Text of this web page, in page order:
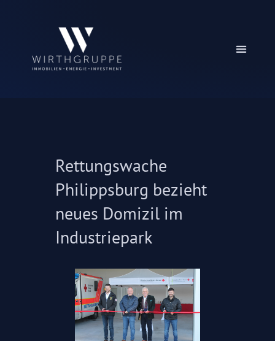
Rettungswache
Philippsburg bezieht
neues Domizil im
Industriepark